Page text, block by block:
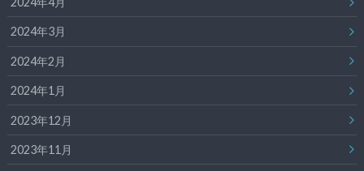
2024年3月
2024年2月
2024年1月
2023年12月
2023年11月